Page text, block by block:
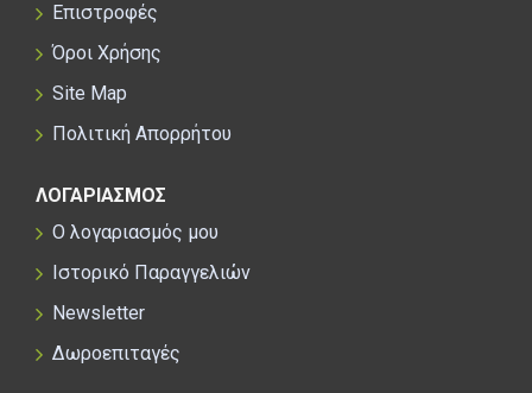
Επιστροφές
Όροι Χρήσης
Site Map
Πολιτική Απορρήτου
ΛΟΓΑΡΙΑΣΜΟΣ
Ο λογαριασμός μου
Ιστορικό Παραγγελιών
Newsletter
Δωροεπιταγές